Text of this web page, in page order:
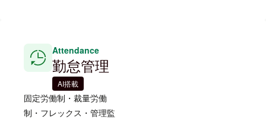
Attendance
勤怠管理
AI搭載
固定労働制・裁量労働
制・フレックス・管理監